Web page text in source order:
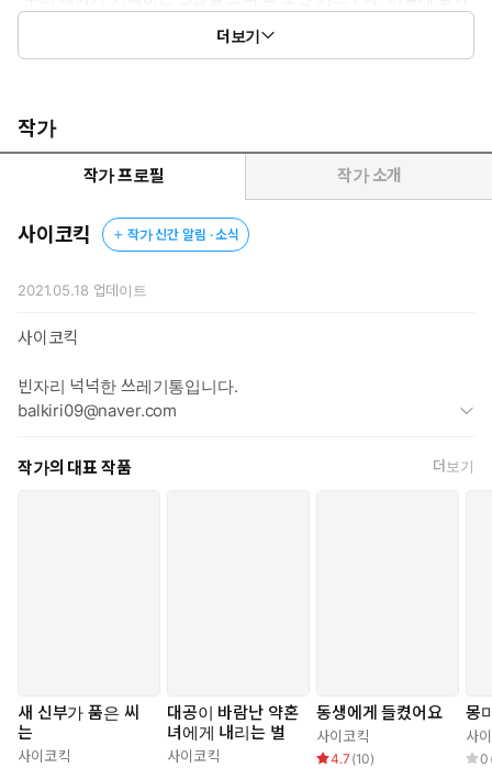
할 줄 알았다면 지금까지 참을 게 아니라 진작 우리 레아 보지에 내
비록 양녀이기는 하지만 집안의 모두에게 사랑받는 공녀 레아의 침
실에
언젠가부터 밤마다 침입자가 숨어들기 시작했다.
매일 밤, 손이 묶이고 눈이 가려진 채 무뢰한에게 희롱당하면서도
레아는 반항은커녕 어느새 사내의 애무에 길들여질 대로 길들여져
그가 끝까지 자신을 범해 주기를 바라게 되었다.
그 침입자가 누군지 충분히 예상할 수 있었기에,
비록 입으로 소리 내어 고백할 수는 없지만 오랫동안 짝사랑해 온
그 사람이 분명했기에.
그러나 예기치 않게 황태자로부터 혼담이 들어오자
레아는 아버지이자 공작인 에단의 명령으로 공작가의 영지 중 하
를 알게 되는데…….
더보기
작가
작가 프로필 작가 소개
사이코킥 작가 신간 알림 · 소식
2021.05.18 업데이트
사이코킥
빈자리 넉넉한 쓰레기통입니다.
balkiri09@naver.com
작가의 대표 작품 더보기
새 신부가 품은 씨
는
사이코킥
대공이 바람난 약혼
녀에게 내리는 벌
사이코킥
동생에게 들켰어요
사이코킥
4.7 (10)
몽
사
0